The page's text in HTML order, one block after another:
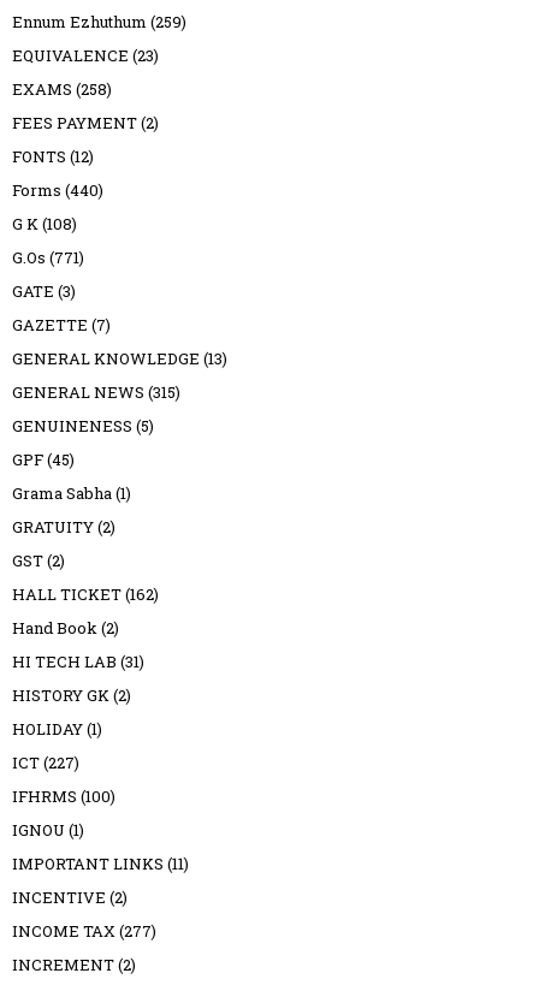
Ennum Ezhuthum (259)
EQUIVALENCE (23)
EXAMS (258)
FEES PAYMENT(2)
FONTS (12)
Forms (440)
G K(108)
G.Os (771)
GATE (3)
GAZETTE (7)
GENERAL KNOWLEDGE (13)
GENERAL NEWS (315)
GENUINENESS (5)
GPF(45)
Grama Sabha(1)
GRATUITY(2)
GST(2)
HALL TICKET(162)
Hand Book(2)
HI TECH LAB (31)
HISTORY GK(2)
HOLIDAY(1)
ICT(227)
IFHRMS (100)
IGNOU (1)
IMPORTANT LINKS (11)
INCENTIVE (2)
INCOME TAX(277)
INCREMENT(2)